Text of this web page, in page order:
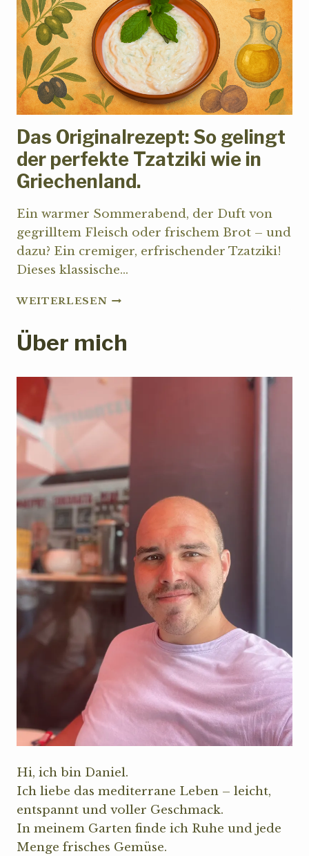
Das Originalrezept: So gelingt
der perfekte Tzatziki wie in
Griechenland.
Ein warmer Sommerabend, der Duft von
gegrilltem Fleisch oder frischem Brot – und
dazu? Ein cremiger, erfrischender Tzatziki!
Dieses klassische…
WEITERLESENDAS
GELINGT
WIE
IN
Über mich
Hi, ich bin Daniel.
Ich liebe das mediterrane Leben – leicht,
entspannt und voller Geschmack.
In meinem Garten finde ich Ruhe und jede
Menge frisches Gemüse.